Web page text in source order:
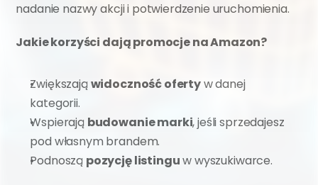
nadanie nazwy akcji i potwierdzenie uruchomienia.
Jakie korzyści dają promocje na Amazon?
Zwiększają widoczność oferty w danej
kategorii.
Wspierają budowanie marki, jeśli sprzedajesz
pod własnym brandem.
Podnoszą pozycję listingu w wyszukiwarce.